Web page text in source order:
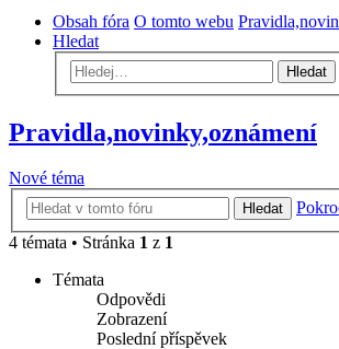
Obsah fóra O tomto webu
Hledat
Hledat
Pravidla,novinky,oznámení
Nové téma
Hledat
4 témata • Stránka 1 z 1
Témata
Odpovědi
Zobrazení
Poslední příspěvek